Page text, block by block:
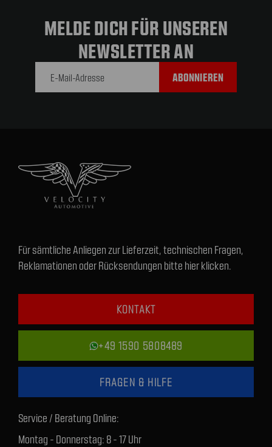
MELDE DICH FÜR UNSEREN
NEWSLETTER AN
Für sämtliche Anliegen zur Lieferzeit, technischen Fragen,
Reklamationen oder Rücksendungen bitte hier klicken.
KONTAKT
+49 1590 5808489
FRAGEN & HILFE
Service / Beratung Online:
Montag - Donnerstag: 8 - 17 Uhr